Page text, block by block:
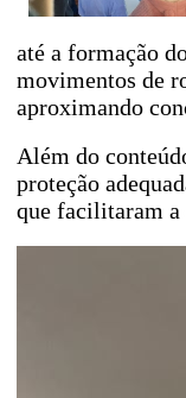
até a formação
movimentos de
aproximando
Além do
proteção
que facilitaram a